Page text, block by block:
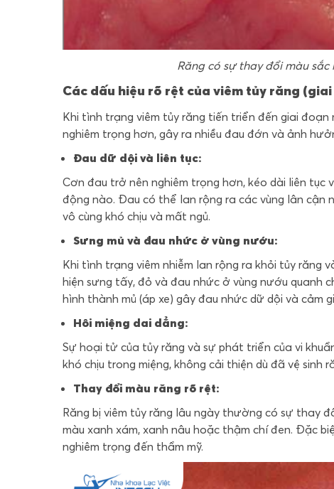
Răng có sự thay đổi màu
Các dấu hiệu rõ rệt của viêm tủy răng
Khi tình trạng viêm tủy răng tiến triển đến giai
nghiêm trọng hơn, gây ra nhiều đau đớn và ảnh
Đau dữ dội và liên tục:
Cơn đau trở nên nghiêm trọng hơn, kéo dài liên
động nào. Đau có thể lan rộng ra các vùng lân cận
vô cùng khó chịu và mất ngủ.
Sưng mủ và đau nhức ở vùng nướu:
Khi tình trạng viêm nhiễm lan rộng ra khỏi tủy răng
hiện sưng tấy, đỏ và đau nhức ở vùng nướu quanh
hình thành mủ (áp xe) gây đau nhức dữ dội và cảm
Hôi miệng dai dẳng:
Sự hoại tử của tủy răng và sự phát triển của vi
khó chịu trong miệng, không cải thiện dù đã vệ sinh
Thay đổi màu răng rõ rệt:
Răng bị viêm tủy răng lâu ngày thường có sự thay
màu xanh xám, xanh nâu hoặc thậm chí đen. Đặc
nghiêm trọng đến thẩm mỹ.